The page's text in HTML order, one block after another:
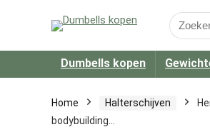
Search
for:
Dumbells kopen
Home Halterschijven
bodybuilding…